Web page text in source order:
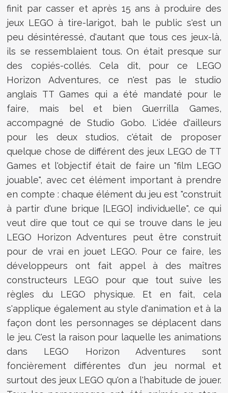
finit par casser et après 15 ans à produire des
jeux LEGO à tire-larigot, bah le public s'est un
peu désintéressé, d'autant que tous ces jeux-là,
ils se ressemblaient tous. On était presque sur
des copiés-collés. Cela dit, pour ce LEGO
Horizon Adventures, ce n'est pas le studio
anglais TT Games qui a été mandaté pour le
faire, mais bel et bien Guerrilla Games,
accompagné de Studio Gobo. L'idée d'ailleurs
pour les deux studios, c'était de proposer
quelque chose de différent des jeux LEGO de TT
Games et l'objectif était de faire un "film LEGO
jouable", avec cet élément important à prendre
en compte : chaque élément du jeu est "construit
à partir d'une brique [LEGO] individuelle", ce qui
veut dire que tout ce qui se trouve dans le jeu
LEGO Horizon Adventures peut être construit
pour de vrai en jouet LEGO. Pour ce faire, les
développeurs ont fait appel à des maîtres
constructeurs LEGO pour que tout suive les
règles du LEGO physique. Et en fait, cela
s'applique également au style d'animation et à la
façon dont les personnages se déplacent dans
le jeu. C'est la raison pour laquelle les animations
dans LEGO Horizon Adventures sont
foncièrement différentes d'un jeu normal et
surtout des jeux LEGO qu'on a l'habitude de jouer.